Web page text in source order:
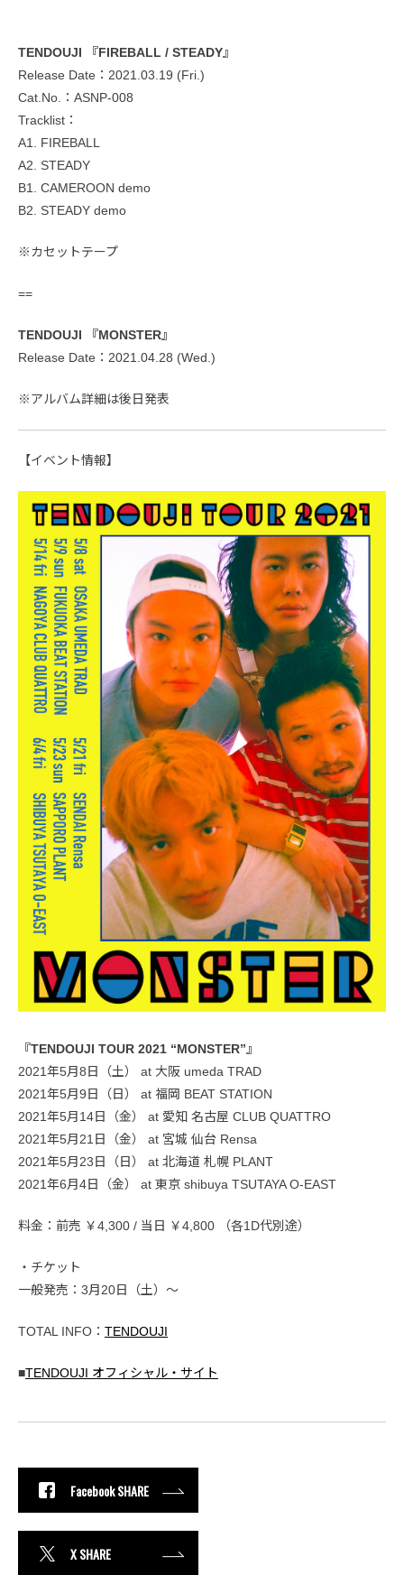
TENDOUJI 『FIREBALL / STEADY』
Release Date：2021.03.19 (Fri.)
Cat.No.：ASNP-008
Tracklist：
A1. FIREBALL
A2. STEADY
B1. CAMEROON demo
B2. STEADY demo
※カセットテープ
==
TENDOUJI 『MONSTER』
Release Date：2021.04.28 (Wed.)
※アルバム詳細は後日発表
【イベント情報】
『TENDOUJI TOUR 2021 “MONSTER”』
2021年5月8日（土） at 大阪 umeda TRAD
2021年5月9日（日） at 福岡 BEAT STATION
2021年5月14日（金） at 愛知 名古屋 CLUB QUATTRO
2021年5月21日（金） at 宮城 仙台 Rensa
2021年5月23日（日） at 北海道 札幌 PLANT
2021年6月4日（金） at 東京 shibuya TSUTAYA O-EAST
料金：前売 ￥4,300 / 当日 ￥4,800 （各1D代別途）
・チケット
一般発売：3月20日（土）～
TOTAL INFO： TENDOUJI
■TENDOUJI オフィシャル・サイト
Facebook SHARE
X SHARE